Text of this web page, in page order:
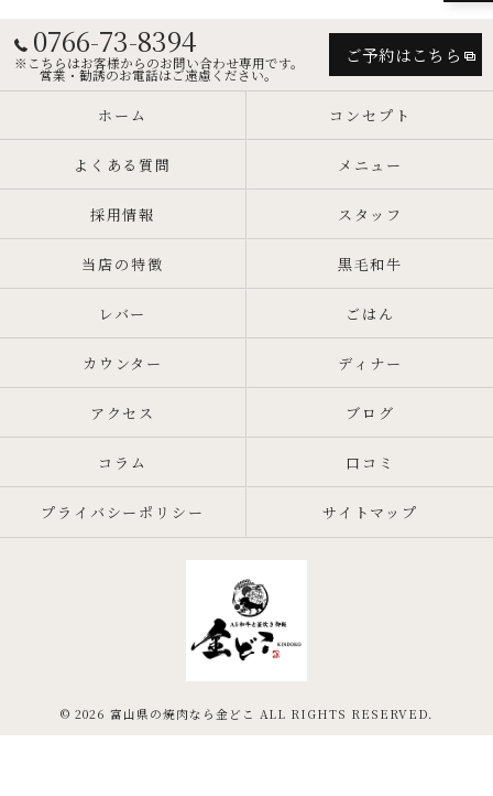
0766-73-8394
※こちらはお客様からのお問い合わせ専用です。
営業・勧誘のお電話はご遠慮ください。
ご予約はこちら
ホーム コンセプト
よくある質問 メニュー
採用情報 スタッフ
当店の特徴 黒毛和牛
レバー ごはん
カウンター ディナー
アクセス ブログ
コラム 口コミ
プライバシーポリシー サイトマップ
© 2026 富山県の焼肉なら金どこ ALL RIGHTS RESERVED.